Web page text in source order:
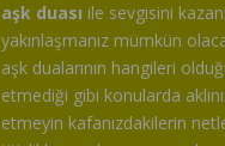
aşk duası ile sevgisini
yakınlaşmanız mümkün
aşk dualarının hangileri
etmediği gibi konularda
etmeyin kafanızdakilerin